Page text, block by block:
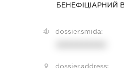
БЕНЕФІЦІАРНИЙ
dossier.smida:
dossier.address: